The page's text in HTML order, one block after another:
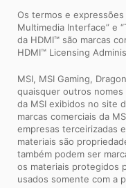
Os termos e expressões
Multimedia Interface” e
da HDMI™ são marcas
HDMI™ Licensing
MSI, MSI Gaming,
quaisquer outros
da MSI exibidos no site
marcas comerciais da
empresas terceirizadas
materiais são
também podem ser
os materiais protegidos
usados ​​somente com a